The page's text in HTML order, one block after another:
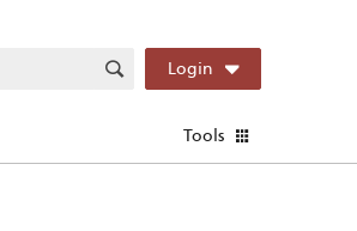
Login
Tools